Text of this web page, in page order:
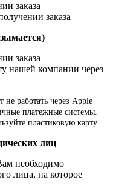
заказа
заказа
заказа
нашей компании через
не работать через Apple
платежные системы.
пластиковую карту
лиц
необходимо
лица, на которое